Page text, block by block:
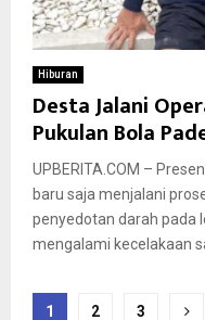
Hiburan
Desta Jalani
Pukulan Bola
UPBERITA.COM –
baru saja menjalani
penyedotan darah pada
mengalami kecelakaan
1 2 3